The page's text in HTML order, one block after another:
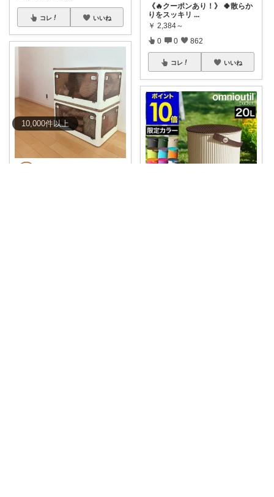
10,000件以上
コレ いいね
《🔥クーポンあり！》 🍀散らか
りをスッキリ ...
￥ 2,384～
0 0 862
コレ いいね